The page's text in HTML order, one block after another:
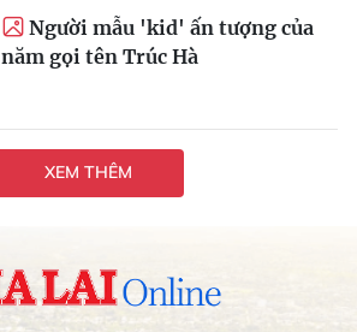
Người mẫu 'kid' ấn tượng của
năm gọi tên Trúc Hà
XEM THÊM